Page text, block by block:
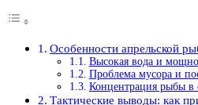
Особенности апрельской
Высокая вода и
Проблема мусора и
Концентрация рыбы в
Тактические выводы: как